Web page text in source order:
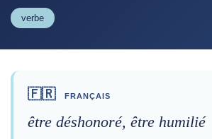
verbe
🇫🇷 FRANÇAIS
être déshonoré, être humilié